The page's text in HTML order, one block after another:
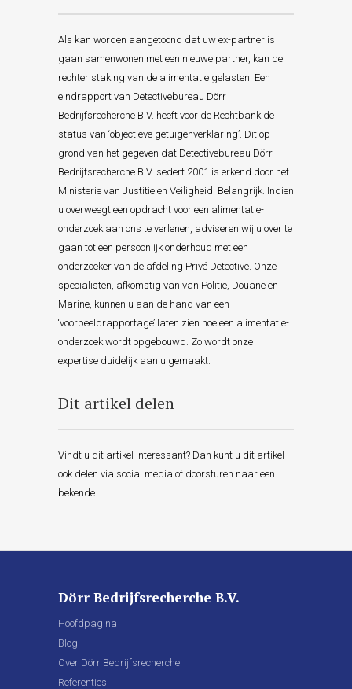
Als kan worden aangetoond dat uw ex-partner is
gaan samenwonen met een nieuwe partner, kan de
rechter staking van de alimentatie gelasten. Een
eindrapport van Detectivebureau Dörr
Bedrijfsrecherche B.V. heeft voor de Rechtbank de
status van ‘objectieve getuigenverklaring’. Dit op
grond van het gegeven dat Detectivebureau Dörr
Bedrijfsrecherche B.V. sedert 2001 is erkend door het
Ministerie van Justitie en Veiligheid. Belangrijk. Indien
u overweegt een opdracht voor een alimentatie-
onderzoek aan ons te verlenen, adviseren wij u over te
gaan tot een persoonlijk onderhoud met een
onderzoeker van de afdeling Privé Detective. Onze
specialisten, afkomstig van van Politie, Douane en
Marine, kunnen u aan de hand van een
‘voorbeeldrapportage’ laten zien hoe een alimentatie-
onderzoek wordt opgebouwd. Zo wordt onze
expertise duidelijk aan u gemaakt.
Dit artikel delen
Vindt u dit artikel interessant? Dan kunt u dit artikel
ook delen via social media of doorsturen naar een
bekende.
Dörr Bedrijfsrecherche B.V.
Hoofdpagina
Blog
Over Dörr Bedrijfsrecherche
Referenties